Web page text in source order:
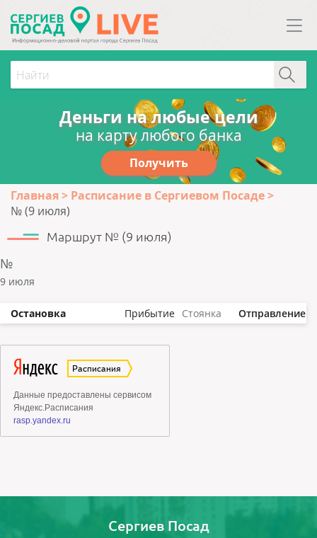
Деньги на любые цели
на карту любого банка
Получить
Главная
Расписание в Сергиевом Посаде
№ (9 июля)
Маршрут № (9 июля)
№
9 июля
Остановка Прибытие Стоянка Отправление
Сергиев Посад